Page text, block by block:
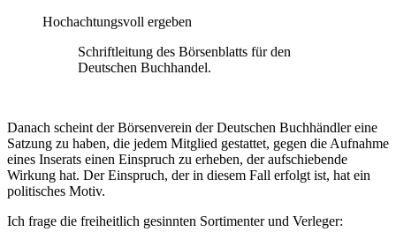
Hochachtungsvoll ergeben
Schriftleitung des Börsenblatts für den
Deutschen Buchhandel.
Danach scheint der Börsenverein der Deutschen Buchhändler eine
Satzung zu haben, die jedem Mitglied gestattet, gegen die Aufnahme
eines Inserats einen Einspruch zu erheben, der aufschiebende
Wirkung hat. Der Einspruch, der in diesem Fall erfolgt ist, hat ein
politisches Motiv.
Ich frage die freiheitlich gesinnten Sortimenter und Verleger: